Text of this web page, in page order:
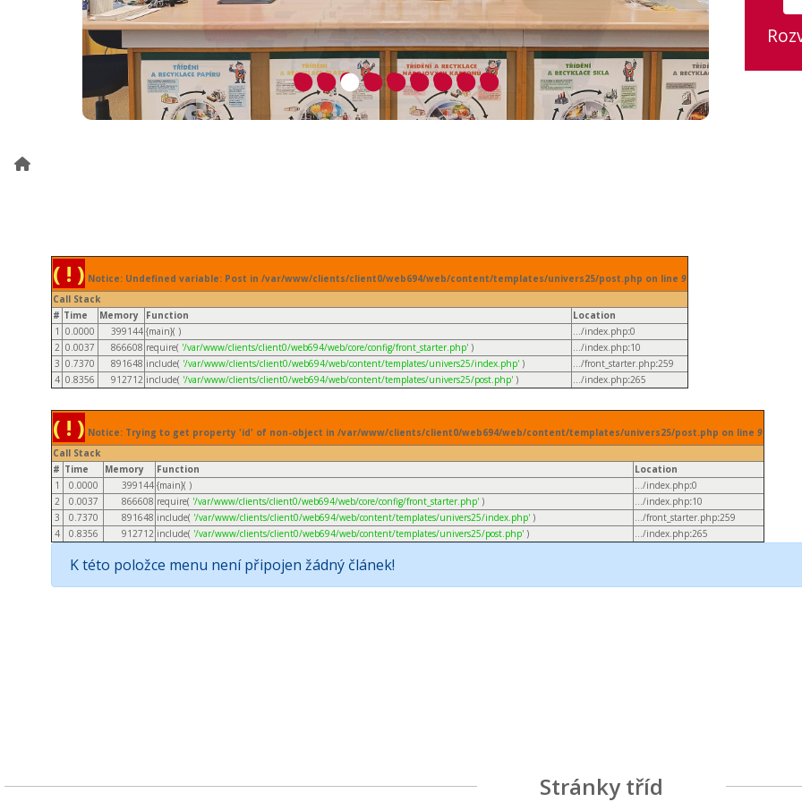
( ! ) Notice: Undefined variable: Post in /var/www/clients/client0/web694/web/content/templates/univers25/post.php on line 9
Call Stack
# Time Memory Function
Location
1 0.0000 399144 {main}( ) .../index.php:0
2 0.0037 866608 require( '/var/www/clients/client0/web694/web/core/config/front_starter.php' ) .../index.php:10
3 0.7370 891648 include( '/var/www/clients/client0/web694/web/content/templates/univers25/index.php' ) .../front_starter.php:259
4 0.8356 912712 include( '/var/www/clients/client0/web694/web/content/templates/univers25/post.php' ) .../index.php:265
( ! ) Notice: Trying to get property 'id' of non-object in /var/www/clients/client0/web694/web/content/templates/univers25/post.php on line 9
Call Stack
# Time Memory Function
Location
1
0.0000 399144 {main}( ) .../index.php:0
2
0.0037 866608 require( '/var/www/clients/client0/web694/web/core/config/front_starter.php' ) .../index.php:10
3
0.7370 891648 include( '/var/www/clients/client0/web694/web/content/templates/univers25/index.php' ) .../front_starter.php:259
4
0.8356 912712 include( '/var/www/clients/client0/web694/web/content/templates/univers25/post.php' ) .../index.php:265
K této položce menu není připojen žádný článek!
Stránky tříd